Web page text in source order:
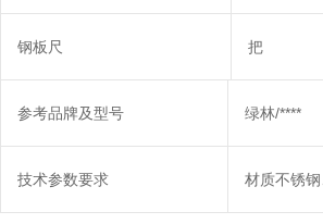
钢板尺 把
参考品牌及型号 绿林/****
技术参数要求 材质不锈